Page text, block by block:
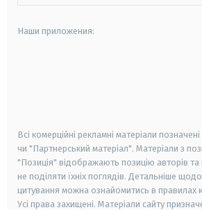
Наши приложения:
Всі комерційні рекламні матеріали
чи "Партнерський матеріал". Матеріали з
"Позиція" відображають позицію авторів
не поділяти їхніх поглядів. Детальніше
цитування можна ознайомитись в правилах
Усі права захищені. Матеріали сайту